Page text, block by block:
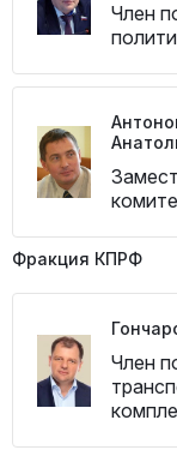
Член
Фракция КПРФ
Член